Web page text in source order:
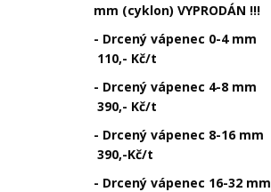
mm (cyklon) VYPRODÁN !!!
- Drcený vápenec 0-4 mm
110,- Kč/t
- Drcený vápenec 4-8 mm
390,- Kč/t
- Drcený vápenec 8-16 mm
390,-Kč/t
- Drcený vápenec 16-32 mm